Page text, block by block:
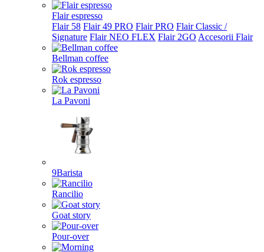
Flair espresso
Flair 58 Flair 49 PRO Flair PRO Flair Classic /
Signature Flair NEO FLEX Flair 2GO Accesorii Flair
Bellman coffee
Rok espresso
La Pavoni
9Barista
Rancilio
Goat story
Pour-over